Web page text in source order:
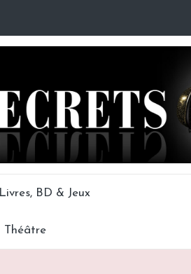
Livres, BD & Jeux
Théâtre